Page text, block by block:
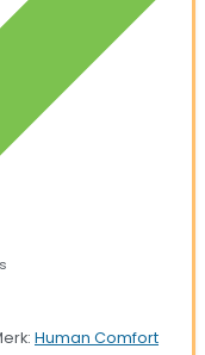
Human Comfort